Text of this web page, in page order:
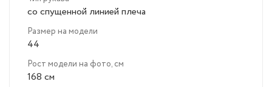
со спущенной линией плеча
Размер на модели
44
Рост модели на фото, см
168 см